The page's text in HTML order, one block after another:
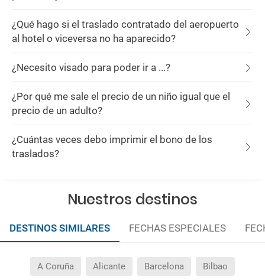
¿Qué hago si el traslado contratado del aeropuerto
al hotel o viceversa no ha aparecido?
¿Necesito visado para poder ir a ...?
¿Por qué me sale el precio de un niño igual que el
precio de un adulto?
¿Cuántas veces debo imprimir el bono de los
traslados?
Nuestros destinos
DESTINOS SIMILARES FECHAS ESPECIALES
A Coruña Alicante Barcelona Bilbao